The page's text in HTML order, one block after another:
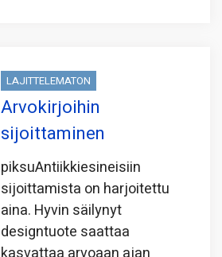
LAJITTELEMATON
Arvokirjoihin
sijoittaminen
piksuAntiikkiesineisiin
sijoittamista on harjoitettu
aina. Hyvin säilynyt
designtuote saattaa